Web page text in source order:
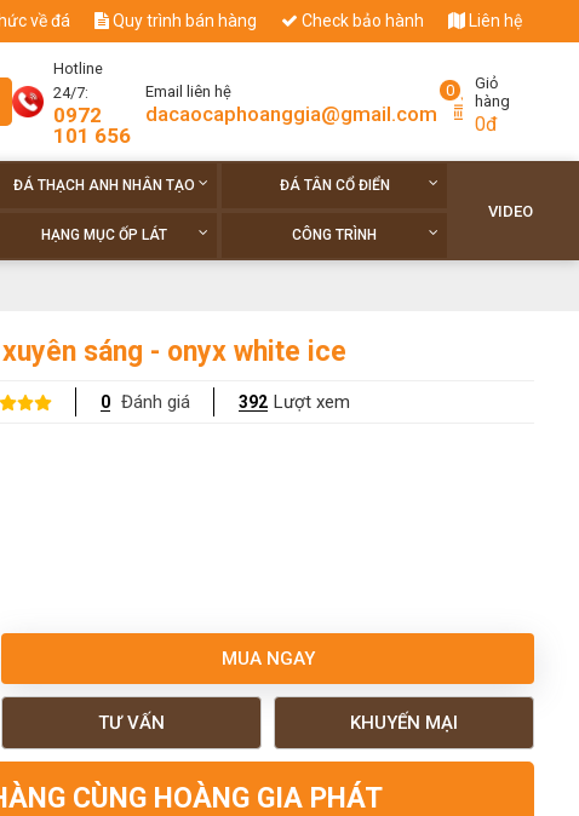
về đá Quy trình bán hàng Check bảo hành Liên hệ
Hotline
24/7:
0972
101 656
Email liên hệ
dacaocaphoanggia@gmail.com
0
Giỏ
hàng
0đ
ĐÁ THẠCH ANH NHÂN TẠO ĐÁ TÂN CỔ ĐIỂN
HẠNG MỤC ỐP LÁT CÔNG TRÌNH
VIDEO
sáng - onyx white ice
0 Đánh giá 392 Lượt xem
MUA NGAY
TƯ VẤN KHUYẾN MẠI
CÙNG HOÀNG GIA PHÁT